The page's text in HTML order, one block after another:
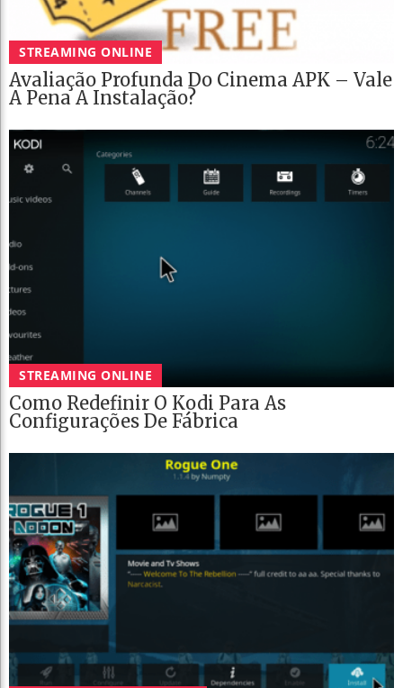
STREAMING ONLINE
Avaliação Profunda Do Cinema APK – Vale
A Pena A Instalação?
STREAMING ONLINE
Como Redefinir O Kodi Para As
Configurações De Fábrica